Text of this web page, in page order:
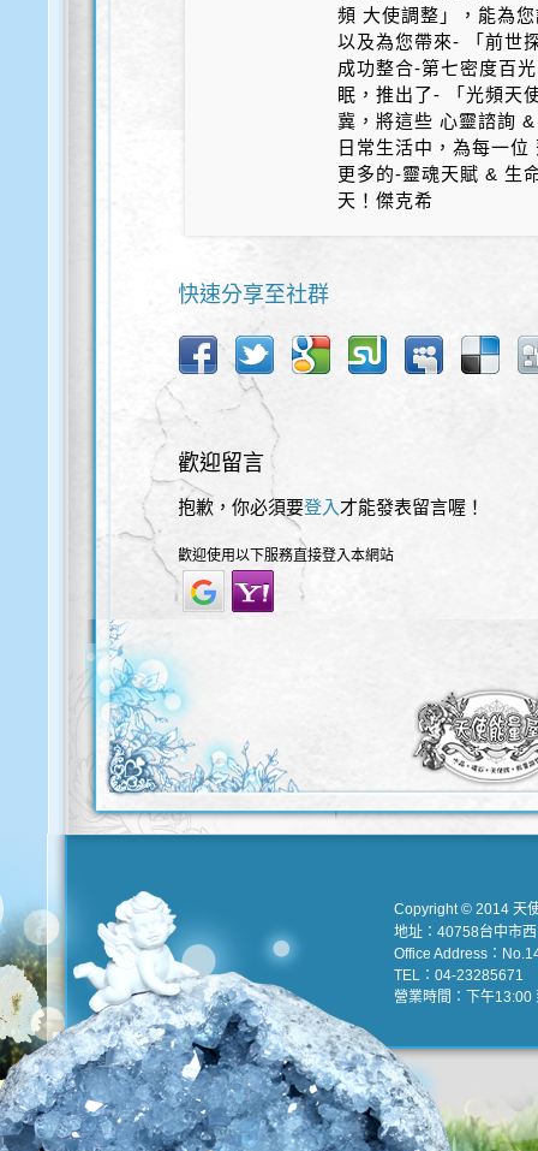
頻 大使調整」，能為
以及為您帶來- 「前世
成功整合-第七密度百
眠，推出了- 「光頻天
冀，將這些 心靈諮詢
日常生活中，為每一
更多的-靈魂天賦 & 生
天！傑克希
快速分享至社群
歡迎留言
抱歉，你必須要登入 才能發表留言喔！
歡迎使用以下服務直接登入本網站
Copyright © 2014 天
地址：40758台中市
Office Address：
TEL：04-23285671
營業時間：下午13:00